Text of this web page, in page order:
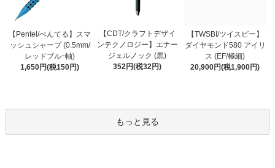
【Pentel/ぺんてる】スマ
ッシュシャープ (0.5mm/
レッドブルｰ軸)
1,650円(税150円)
【CDT/クラフトデザイ
ンテクノロジー】エナー
ジェルノック (黒)
352円(税32円)
【TWSBI/ツイスビー】
ダイヤモンド580 アイリ
ス (EF/極細)
20,900円(税1,900円)
もっと見る